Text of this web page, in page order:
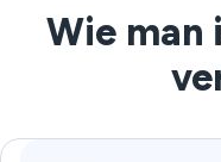
Wie man